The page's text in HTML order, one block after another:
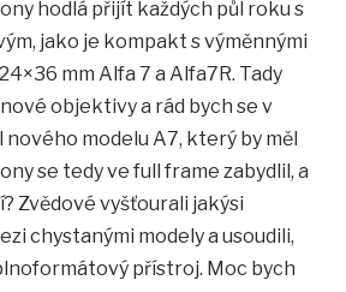
hodlá přijít každých půl roku s
jako je kompakt s výměnnými
mm Alfa 7 a Alfa7R. Tady
objektivy a rád bych se v
modelu A7, který by měl
se tedy ve full frame zabydlil, a
Zvědové vyšťourali jakýsi
chystanými modely a usoudili,
přístroj. Moc bych